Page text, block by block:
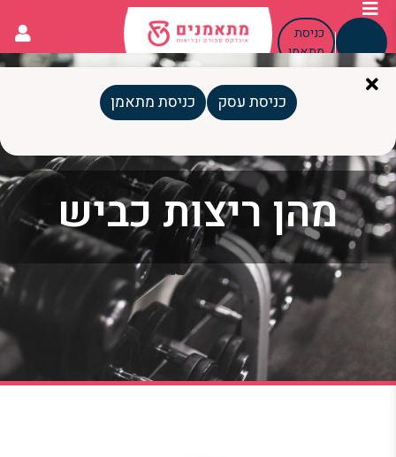
עסק
כניסת
מתאמן
כניסת עסק כניסת מתאמן
מהן ריצות כביש